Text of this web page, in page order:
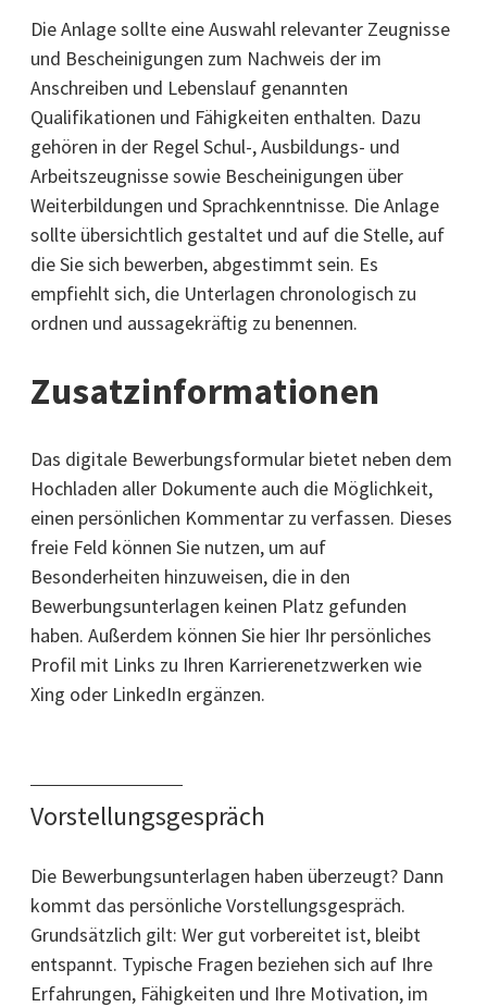
Die Anlage sollte eine Auswahl relevanter Zeugnisse
und Bescheinigungen zum Nachweis der im
Anschreiben und Lebenslauf genannten
Qualifikationen und Fähigkeiten enthalten. Dazu
gehören in der Regel Schul-, Ausbildungs- und
Arbeitszeugnisse sowie Bescheinigungen über
Weiterbildungen und Sprachkenntnisse. Die Anlage
sollte übersichtlich gestaltet und auf die Stelle, auf
die Sie sich bewerben, abgestimmt sein. Es
empfiehlt sich, die Unterlagen chronologisch zu
ordnen und aussagekräftig zu benennen.
Zusatzinformationen
Das digitale Bewerbungsformular bietet neben dem
Hochladen aller Dokumente auch die Möglichkeit,
einen persönlichen Kommentar zu verfassen. Dieses
freie Feld können Sie nutzen, um auf
Besonderheiten hinzuweisen, die in den
Bewerbungsunterlagen keinen Platz gefunden
haben. Außerdem können Sie hier Ihr persönliches
Profil mit Links zu Ihren Karrierenetzwerken wie
Xing oder LinkedIn ergänzen.
Vorstellungsgespräch
Die Bewerbungsunterlagen haben überzeugt? Dann
kommt das persönliche Vorstellungsgespräch.
Grundsätzlich gilt: Wer gut vorbereitet ist, bleibt
entspannt. Typische Fragen beziehen sich auf Ihre
Erfahrungen, Fähigkeiten und Ihre Motivation, im